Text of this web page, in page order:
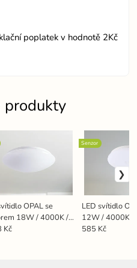
poplatek v hodnotě 2Kč
produkty
OPAL se
18W / 4000K /
- LCL422M/44
Kč
LED svítidlo
12W / 4000K /
LCL421P
Senzor
585 Kč